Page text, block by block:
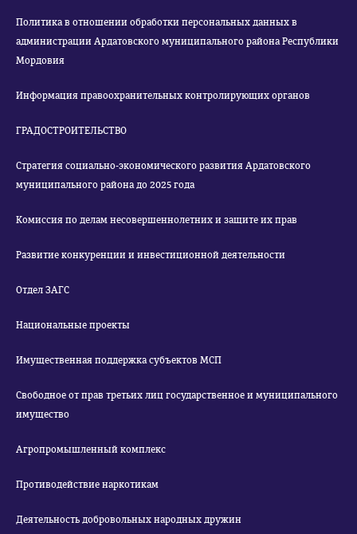
Политика в отношении обработки персональных данных в
администрации Ардатовского муниципального района Республики
Мордовия
Информация правоохранительных контролирующих органов
ГРАДОСТРОИТЕЛЬСТВО
Стратегия социально-экономического развития Ардатовского
муниципального района до 2025 года
Комиссия по делам несовершеннолетних и защите их прав
Развитие конкуренции и инвестиционной деятельности
Отдел ЗАГС
Национальные проекты
Имущественная поддержка субъектов МСП
Свободное от прав третьих лиц государственное и муниципального
имущество
Агропромышленный комплекс
Противодействие наркотикам
Деятельность добровольных народных дружин